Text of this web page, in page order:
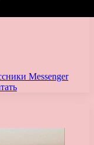
Messenger